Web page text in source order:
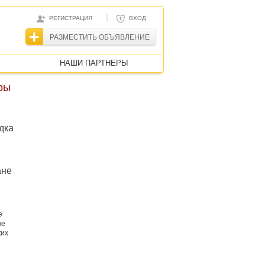
РЕГИСТРАЦИЯ | ВХОД
РАЗМЕСТИТЬ ОБЪЯВЛЕНИЕ
НАШИ ПАРТНЕРЫ